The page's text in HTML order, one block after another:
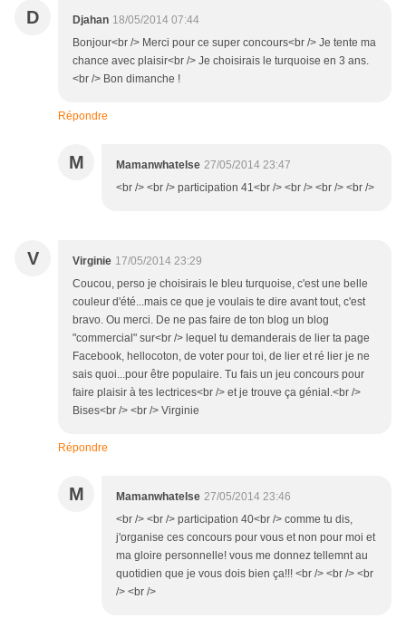
D Djahan 18/05/2014 07:44
Bonjour<br /> Merci pour ce super concours<br /> Je tente ma
chance avec plaisir<br /> Je choisirais le turquoise en 3 ans.
<br /> Bon dimanche !
Répondre
M Mamanwhatelse 27/05/2014 23:47
<br /> <br /> participation 41<br /> <br /> <br /> <br />
V Virginie 17/05/2014 23:29
Coucou, perso je choisirais le bleu turquoise, c'est une belle
couleur d'été...mais ce que je voulais te dire avant tout, c'est
bravo. Ou merci. De ne pas faire de ton blog un blog
"commercial" sur<br /> lequel tu demanderais de lier ta page
Facebook, hellocoton, de voter pour toi, de lier et ré lier je ne
sais quoi...pour être populaire. Tu fais un jeu concours pour
faire plaisir à tes lectrices<br /> et je trouve ça génial.<br />
Bises<br /> <br /> Virginie
Répondre
M Mamanwhatelse 27/05/2014 23:46
<br /> <br /> participation 40<br /> comme tu dis,
j'organise ces concours pour vous et non pour moi et
ma gloire personnelle! vous me donnez tellemnt au
quotidien que je vous dois bien ça!!! <br /> <br /> <br
/> <br />